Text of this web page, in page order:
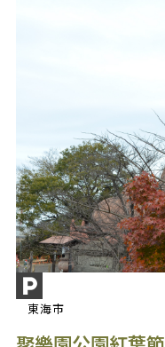
東海市